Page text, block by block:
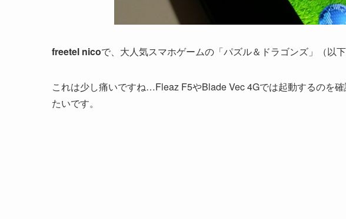
freetel nicoで、大人気スマホゲームの「パズル＆ドラゴンズ」（以
これは少し痛いですね…Fleaz F5やBlade Vec 4Gでは起動するのを
たいです。